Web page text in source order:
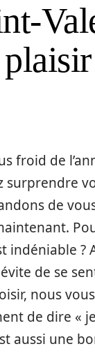
froid de
de
indéniable
de se
nous
de dire «
aussi une